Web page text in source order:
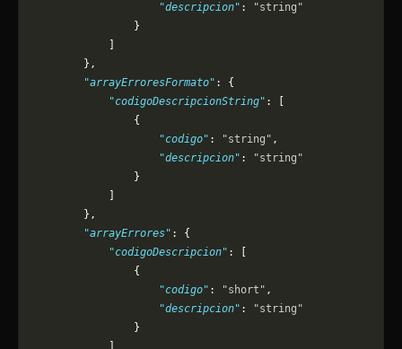
                    "descripcion"
:
"string"
                }
        },
        "arrayErroresFormato"
: {
            "codigoDescripcionString"
: [
                {
                    "codigo"
: "string" ,
                    "descripcion"
:
"string"
                }
        },
        "arrayErrores"
: {
            "codigoDescripcion"
: [
                {
                    "codigo"
: "short" ,
                    "descripcion"
:
"string"
                }